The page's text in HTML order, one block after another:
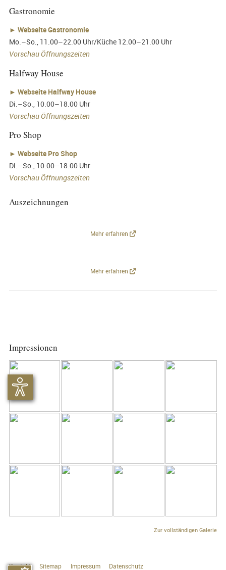
Gastronomie
► Webseite Gastronomie
Mo.–So., 11.00–22.00 Uhr/Küche 12.00–21.00 Uhr
Vorschau Öffnungszeiten
Halfway House
► Webseite Halfway House
Di.–So., 10.00–18.00 Uhr
Vorschau Öffnungszeiten
Pro Shop
► Webseite Pro Shop
Di.–So., 10.00–18.00 Uhr
Vorschau Öffnungszeiten
Auszeichnungen
Mehr erfahren
Mehr erfahren
Impressionen
Zur vollständigen Galerie
Kontakt Sitemap Impressum Datenschutz